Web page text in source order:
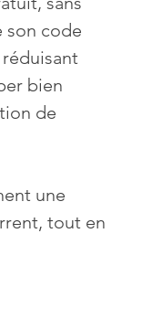
son code
bien
de
une
tout en